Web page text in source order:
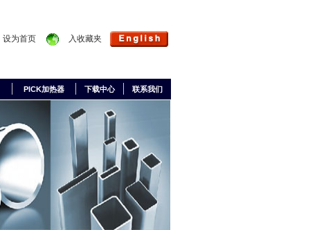
设为首页 入收藏夹
PICK加热器 下载中心 联系我们